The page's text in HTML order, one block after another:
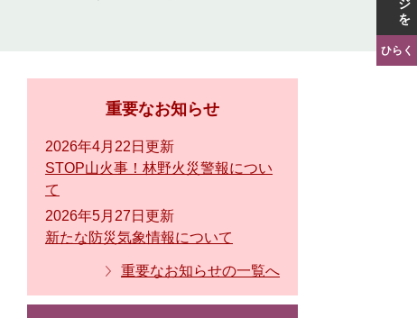
重要なお知らせ
2026年4月22日更新
STOP山火事！林野火災警報につい
て
2026年5月27日更新
新たな防災気象情報について
重要なお知らせの一覧へ
ひらく